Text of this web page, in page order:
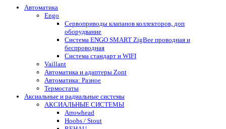
Автоматика
Engo
Сервоприводы клапанов коллекторов, доп
оборудвание
Система ENGO SMART ZigBee проводная и
беспроводная
Система стандарт и WIFI
Vaillant
Автоматика и адаптеры Zont
Автоматика: Разное
Термостаты
Аксиальные и радиальные системы
АКСИАЛЬНЫЕ СИСТЕМЫ
Arrowhead
Hoobs / Stout